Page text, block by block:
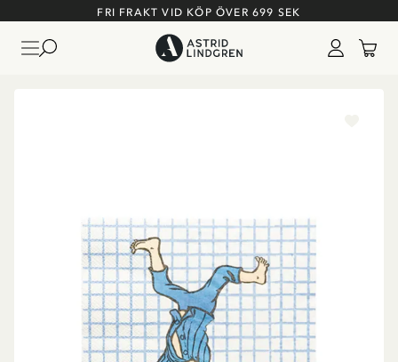
FRI FRAKT VID KÖP ÖVER 699 SEK